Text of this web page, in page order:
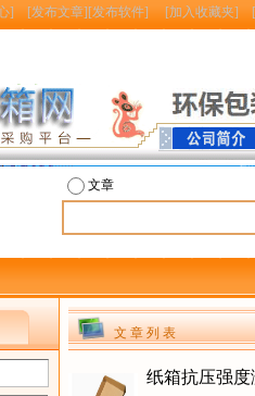
] [发布文章][发布软件] [加入收藏夹] [
文章
文 章 列 表
纸箱抗压强度